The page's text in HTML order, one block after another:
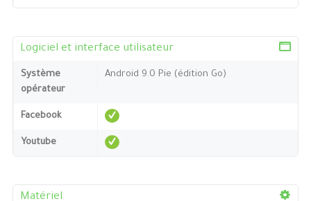
Logiciel et interface utilisateur
Système
opérateur
Android 9.0 Pie (édition Go)
Facebook
Youtube
Matériel